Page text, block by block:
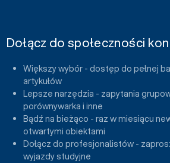
Dołącz do społeczności
Większy wybór - dostęp do pełnej
artykułów
Lepsze narzędzia - zapytania
porównywarka i inne
Bądź na bieżąco - raz w miesiącu
otwartymi obiektami
Dołącz do profesjonalistów -
wyjazdy studyjne